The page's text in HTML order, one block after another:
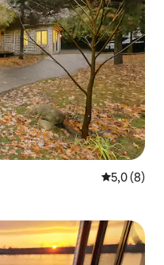
Просечна
5,0 (8)